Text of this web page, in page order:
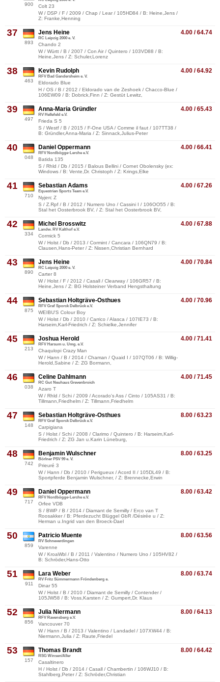
900
Colt 23
W / DSP / F / 2009 / Chap / Lear / 105HD84 / B: Heine,Jens /
Z: Franke,Henning
37
893
4.00 / 64.74
Jens Heine
RC Leipzig 2000 e. V.
Chando 2
W / Württ / B / 2007 / Con Air / Quintero / 103VD88 / B:
Heine,Jens / Z: Schuler,Lorenz
38
463
4.00 / 64.92
Kevin Rudolph
RFV Bad Gandersheim e. V.
Eldorado Blue
H / OS / B / 2012 / Eldorado van de Zeshoek / Chacco-Blue /
106EW09 / B: Dobrick,Finn / Z: Gestüt Lewitz,
39
497
4.00 / 65.43
Anna-Maria Gründler
RV Hellefeld e.V.
Frieda S 5
S / Westf / B / 2015 / F-One USA / Comme il faut / 107TT38 /
B: Gründler,Anna-Maria / Z: Sinnack,Julius-Peter
40
048
4.00 / 66.41
Daniel Oppermann
RFV Nordbögge-Lerche e.V.
Batida 135
S / Rhld / Db / 2015 / Balous Bellini / Cornet Obolensky (ex:
Windows / B: Vente,Dr. Christoph / Z: Krings,Elke
41
710
4.00 / 67.26
Sebastian Adams
Equestrian Sports Team e.V.
Nyjerc Z
S / Z.Rpf / B / 2012 / Numero Uno / Cassini I / 106OO55 / B:
Stal het Oosterbrook BV, / Z: Stal het Oosterbrook BV,
42
334
4.00 / 67.88
Michel Brosswitz
Landw. RV Kalthof e.V.
Cormick 5
W / Holst / Db / 2013 / Cormint / Cancara / 106QN79 / B:
Clausen,Hans-Peter / Z: Nissen,Christian Bernhard
43
890
4.00 / 70.84
Jens Heine
RC Leipzig 2000 e. V.
Carter 8
W / Holst / F / 2012 / Casall / Clearway / 106GR57 / B:
Heine,Jens / Z: BG Holsteiner Verband Hengsthaltung
44
875
4.00 / 70.96
Sebastian Holtgräve-Osthues
RFV Graf Sporck Delbrück e.V.
WEIBU'S Colour Boy
W / Holst / Db / 2010 / Carrico / Alasca / 107IE73 / B:
Harseim,Karl-Friedrich / Z: Schielke,Jennifer
45
213
4.00 / 71.41
Joshua Herold
RFV Harsum u. Umg. e.V.
Chaqulopi Crazy Man
W / Hann / B / 2014 / Chaman / Quaid I / 107QT06 / B: Willig-
Herold,Sabine / Z: ZG Bormann,
46
038
4.00 / 71.45
Celine Dahlmann
RC Gut Neuhaus Grevenbroich
Azaro T
W / Rhld / Schi / 2009 / Acorado's Ass / Cinto / 105AS31 / B:
Tillmann,Friedhelm / Z: Tillmann,Friedhelm
47
148
8.00 / 63.23
Sebastian Holtgräve-Osthues
RFV Graf Sporck Delbrück e.V.
Carpigiana
S / Holst / Schi / 2008 / Clarimo / Quintero / B: Harseim,Karl-
Friedrich / Z: ZG Jan u.Karin Lüneburg,
48
742
8.00 / 63.25
Benjamin Wulschner
Börlner PSV 99 e. V.
Prieuré 3
W / Hann / Db / 2010 / Perigueux / Acord II / 105DL49 / B:
Sportpferde Benjamin Wulschner, / Z: Brennecke,Erwin
49
717
8.00 / 63.42
Daniel Oppermann
RFV Nordbögge-Lerche e.V.
Orfee VDB
S / BWP / B / 2014 / Diamant de Semilly / Erco van T
Roosakker / B: Pferdezucht Blüggel GbR /Désirée u / Z:
Herman u.Ingrid van den Broeck-Dael
50
859
8.00 / 63.56
Patricio Muente
RV Schneverdingen
Varenne
W / KroaWbl / B / 2011 / Valentino / Numero Uno / 105HV82 /
B: Schröder,Hans-Otto
51
911
8.00 / 63.74
Lara Weber
RV Fritz Sümmermann Fröndenberg e.
Dinar 55
W / Holst / B / 2010 / Diamant de Semilly / Contender /
105JW58 / B: Voss,Karsten / Z: Gumpert,Dr. Klaus
52
856
8.00 / 64.13
Julia Niermann
RFV Ravensberg e.V.
Vancouver 70
W / Hann / B / 2013 / Valentino / Landadel / 107XW44 / B:
Niermann,Julia / Z: Raute,Friedel
53
157
8.00 / 64.42
Thomas Brandt
RSG Winsen/Aller
Casaltinero
H / Holst / Db / 2014 / Casall / Chambertin / 106WJ10 / B:
Stahlberg,Peter / Z: Schröder,Christian